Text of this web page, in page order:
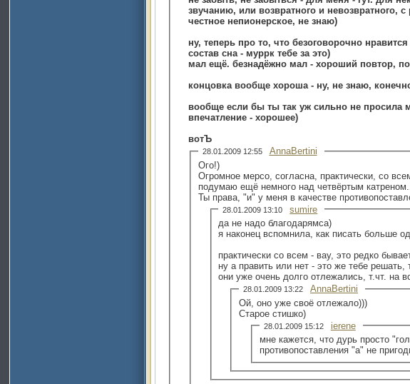
звучанию, или возвратного и невозвратного,
честное непионерское, не знаю)
ну, теперь про то, что безоговорочно
состав сна - муррк тебе за это)
мал ещё. безнадёжно мал - хороший повтор,
концовка вообще хороша - ну, не знаю,
вообще если бы ты так уж сильно не просила мнения, я
впечатление - хорошее)
вотЪ
28.01.2009 12:55
AnnaBertini
Ого!)
Огромное мерсо, согласна, практически, со
подумаю ещё немного над четвёртым катреном...
Ты права, "и" у меня в качестве
28.01.2009 13:10
sumire
да не надо благодарямса)
я наконец вспомнила, как писать больше
практически со всем - вау, это редко
ну а править или нет - это же тебе решать,
они уже очень долго отлежались, т.чт. на
28.01.2009 13:22
AnnaBertini
Ой, оно уже своё отлежало)))
Старое стишко)
28.01.2009 15:12
ierene
мне кажется, что дурь просто
противопоставления "а" не